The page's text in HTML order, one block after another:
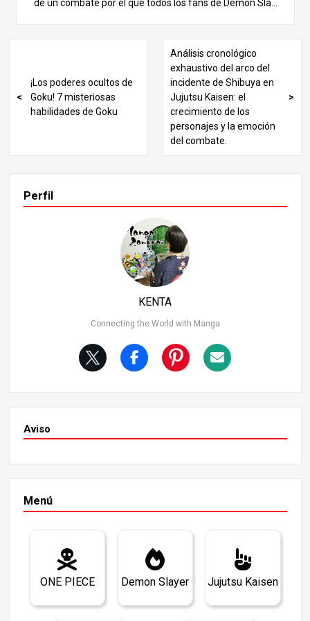
ración con otros estilos de respiración.
de un combate por el que todos los fans de Demon Slay
amos esta legendaria batalla, descubrirás secretos sobr
ntos de esta emocionante exploración. ¿Quién es Kanao
Tsuyuri? Su bondad y su trágico pasado Empecemos ha
obu Kocho y la Hashira Flor del Cuerpo de Cazadores de
mientos principales. Kanao era conocida por su personali
dad apacible y serena, a juego con su delicada aparienci
a. Su vida distaba mucho de ser tranquila. De niña, ella y
su hermana Shinobu perdieron a sus padres en un ataqu
e demoníaco y apenas pudieron escapar de la muerte gr
acias a la intervención de Gyomei Himejima, el Hashira d
¡Los poderes ocultos de
Goku! 7 misteriosas
habilidades de Goku
Análisis cronológico
exhaustivo del arco del
incidente de Shibuya en
Jujutsu Kaisen: el
crecimiento de los
personajes y la emoción
del combate.
Perfil
KENTA
Connecting the World with Manga
Aviso
Menú
ONE PIECE Demon Slayer Jujutsu Kaisen